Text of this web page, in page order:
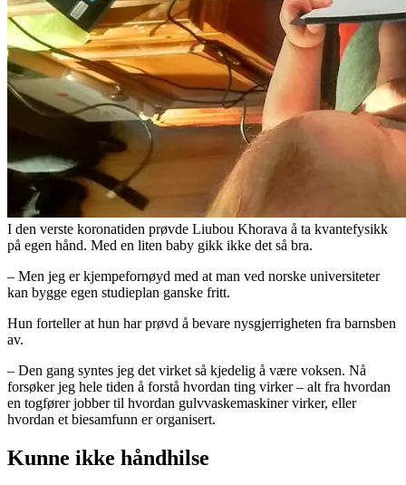
I den verste koronatiden prøvde Liubou Khorava å ta kvantefysikk
på egen hånd. Med en liten baby gikk ikke det så bra.
– Men jeg er kjempefornøyd med at man ved norske universiteter
kan bygge egen studieplan ganske fritt.
Hun forteller at hun har prøvd å bevare nysgjerrigheten fra barnsben
av.
– Den gang syntes jeg det virket så kjedelig å være voksen. Nå
forsøker jeg hele tiden å forstå hvordan ting virker – alt fra hvordan
en togfører jobber til hvordan gulvvaskemaskiner virker, eller
hvordan et biesamfunn er organisert.
Kunne ikke håndhilse